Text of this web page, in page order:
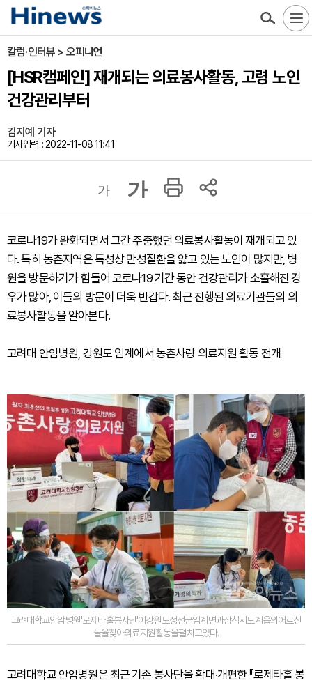
칼럼·인터뷰 > 오피니언
[HSR캠페인] 재개되는 의료봉사활동, 고령 노인
건강관리부터
김지예 기자
기사입력 : 2022-11-08 11:41
가 가
코로나19가 완화되면서 그간 주춤했던 의료봉사활동이 재개되고 있
다. 특히 농촌지역은 특성상 만성질환을 앓고 있는 노인이 많지만, 병
원을 방문하기가 힘들어 코로나19 기간 동안 건강관리가 소홀해진 경
우가 많아, 이들의 방문이 더욱 반갑다. 최근 진행된 의료기관들의 의
료봉사활동을 알아본다.
고려대 안암병원, 강원도 임계에서 농촌사랑 의료지원 활동 전개
고려대학교안암병원'로제타홀봉사단'이강원도정선군임계면과삼척시도계읍의어르신
들을찾아의료지원활동을펼치고있다.
고려대학교 안암병원은 최근 기존 봉사단을 확대·개편한 『로제타홀 봉